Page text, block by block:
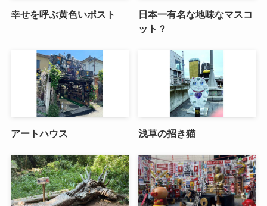
幸せを呼ぶ黄色いポスト
日本一有名な地味なマスコ
ット？
アートハウス 浅草の招き猫